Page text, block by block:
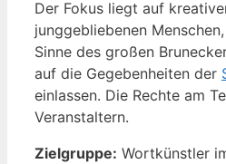
Der Fokus liegt auf
junggebliebenen
Sinne des großen
auf die Gegebenheiten der
einlassen. Die Rechte am
Veranstaltern.
Zielgruppe: Wortkünstler